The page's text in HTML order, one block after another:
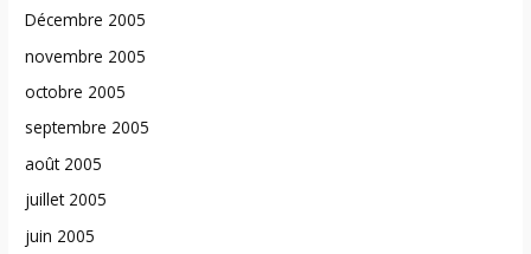
Décembre 2005
novembre 2005
octobre 2005
septembre 2005
août 2005
juillet 2005
juin 2005